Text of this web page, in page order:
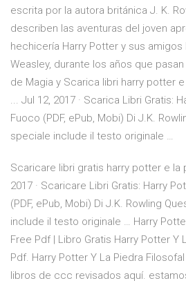
escrita por la autora británica J. K.
describen las aventuras del joven
hechicería Harry Potter y sus amigos
Weasley, durante los años que
de Magia y Scarica libri harry potter
... Jul 12, 2017 · Scarica Libri Gratis:
Fuoco (PDF, ePub, Mobi) Di J.K.
speciale include il testo originale …
Scaricare libri gratis harry potter e la
2017 · Scaricare Libri Gratis: Harry
(PDF, ePub, Mobi) Di J.K. Rowling
include il testo originale … Harry
Free Pdf | Libro Gratis Harry Potter Y
Pdf. Harry Potter Y La Piedra
libros de ccc revisados aquí.